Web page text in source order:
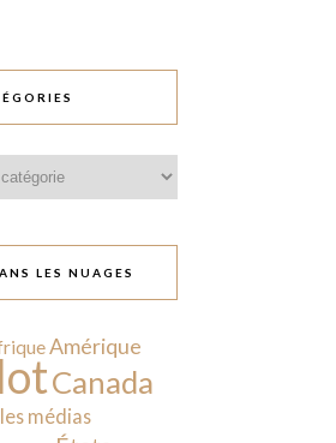
LES NUAGES
Amérique
Canada
médias